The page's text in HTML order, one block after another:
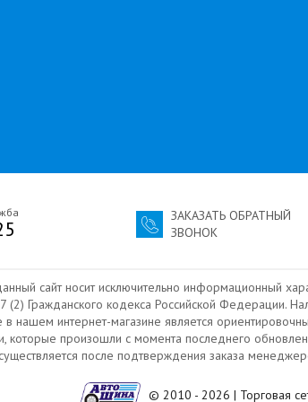
ЗАКАЗАТЬ ОБРАТНЫЙ
ЗВОНОК
сайт носит исключительно информационный
Гражданского кодекса Российской Федерации.
нашем интернет-магазине является
которые произошли с момента последнего
после подтверждения заказа
© 2010 - 2026 | Торговая